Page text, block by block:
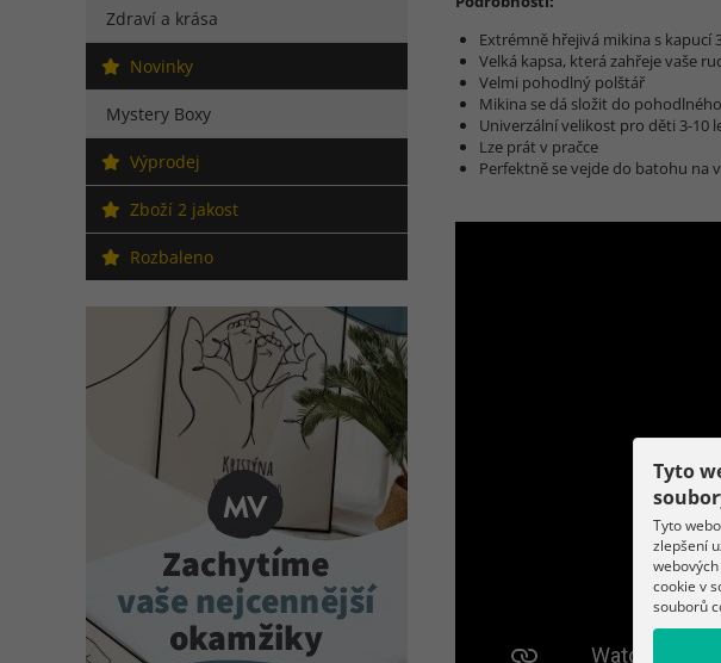
Zdraví a krása
Novinky
Mystery Boxy
Výprodej
Zboží 2 jakost
Rozbaleno
Extrémně hřejivá mikina s kapucí
Velká kapsa, která zahřeje vaše
Velmi pohodlný polštář
Mikina se dá složit do
Univerzální velikost pro děti 3-10
Lze prát v pračce
Perfektně se vejde do batohu na
Tyto
Tyto
zlepšení
cookie v
souborů